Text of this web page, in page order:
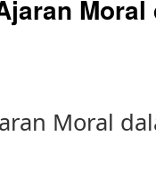
Moral